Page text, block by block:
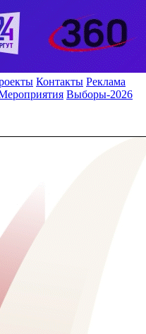
Контакты Реклама
Выборы-2026